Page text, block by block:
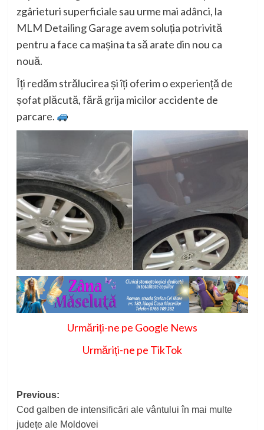
zgârieturi superficiale sau urme mai adânci, la
MLM Detailing Garage avem soluția potrivită
pentru a face ca mașina ta să arate din nou ca
nouă.
Îți redăm strălucirea și îți oferim o experiență de
șofat plăcută, fără grija micilor accidente de
parcare.
Urmăriți-ne pe Google News
Urmăriți-ne pe TikTok
Post
navigation
Previous:
Cod galben de intensificări ale vântului în mai multe
județe ale Moldovei